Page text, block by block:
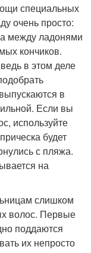
специальных
очень просто:
между ладонями
кончиков.
в этом деле
в
Если вы
используйте
будет
с пляжа.
на
слишком
волос. Первые
поддаются
их непросто